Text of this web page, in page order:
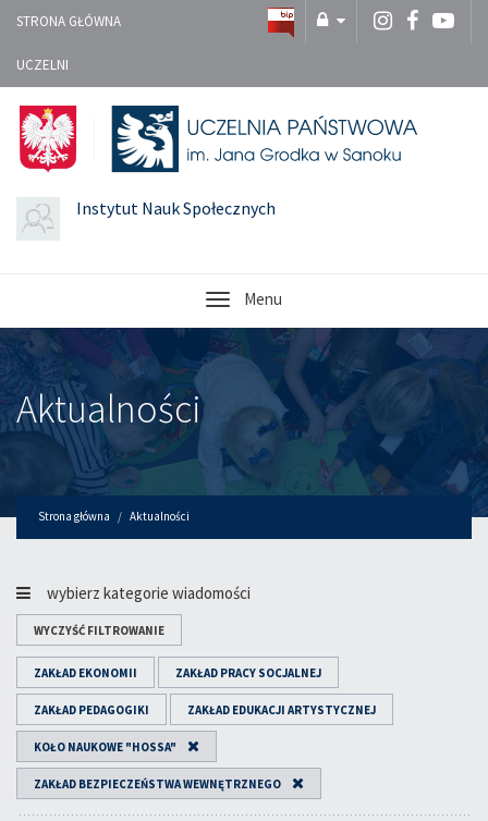
STRONA GŁÓWNA
UCZELNI
Instytut Nauk Społecznych
Menu
Aktualności
Strona główna Aktualności
wybierz kategorie wiadomości
WYCZYŚĆ FILTROWANIE
ZAKŁAD EKONOMII ZAKŁAD PRACY SOCJALNEJ
ZAKŁAD PEDAGOGIKI ZAKŁAD EDUKACJI ARTYSTYCZNEJ
KOŁO NAUKOWE "HOSSA"
ZAKŁAD BEZPIECZEŃSTWA WEWNĘTRZNEGO